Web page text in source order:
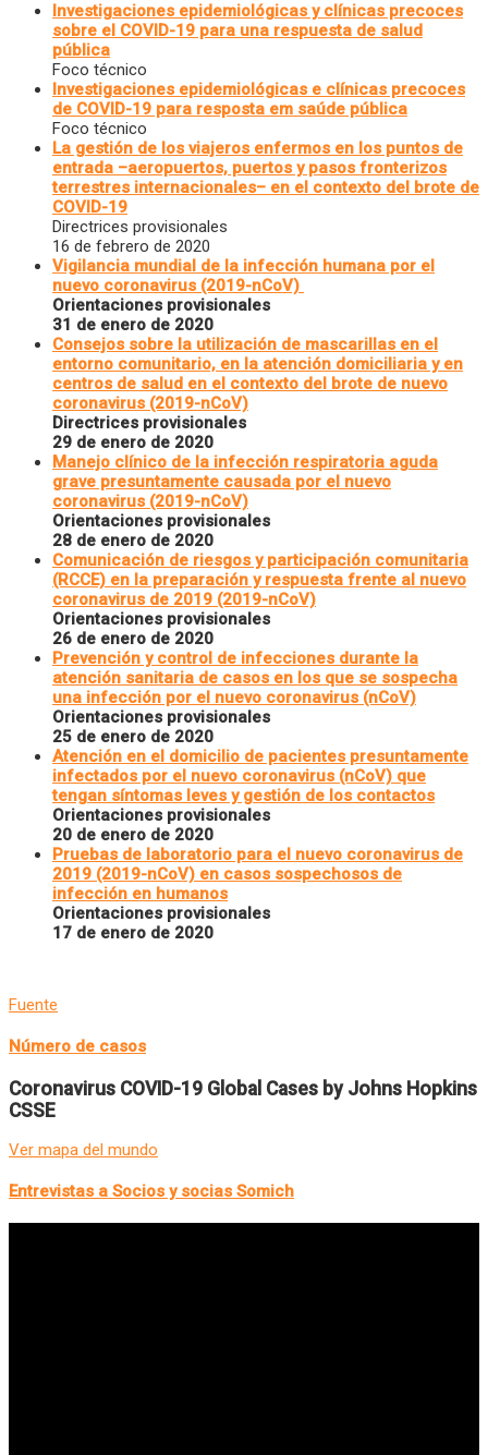
Investigaciones epidemiológicas y clínicas precoces
sobre el COVID-19 para una respuesta de salud
pública
Foco técnico
Investigaciones epidemiológicas e clínicas precoces
de COVID-19 para resposta em saúde pública
Foco técnico
La gestión de los viajeros enfermos en los puntos de
entrada –aeropuertos, puertos y pasos fronterizos
terrestres internacionales– en el contexto del brote de
COVID-19
Directrices provisionales
16 de febrero de 2020
Vigilancia mundial de la infección humana por el
nuevo coronavirus (2019-nCoV)
Orientaciones provisionales
31 de enero de 2020
Consejos sobre la utilización de mascarillas en el
entorno comunitario, en la atención domiciliaria y en
centros de salud en el contexto del brote de nuevo
coronavirus (2019-nCoV)
Directrices provisionales
29 de enero de 2020
Manejo clínico de la infección respiratoria aguda
grave presuntamente causada por el nuevo
coronavirus (2019-nCoV)
Orientaciones provisionales
28 de enero de 2020
Comunicación de riesgos y participación comunitaria
(RCCE) en la preparación y respuesta frente al nuevo
coronavirus de 2019 (2019-nCoV)
Orientaciones provisionales
26 de enero de 2020
Prevención y control de infecciones durante la
atención sanitaria de casos en los que se sospecha
una infección por el nuevo coronavirus (nCoV)
Orientaciones provisionales
25 de enero de 2020
Atención en el domicilio de pacientes presuntamente
infectados por el nuevo coronavirus (nCoV) que
tengan síntomas leves y gestión de los contactos
Orientaciones provisionales
20 de enero de 2020
Pruebas de laboratorio para el nuevo coronavirus de
2019 (2019-nCoV) en casos sospechosos de
infección en humanos
Orientaciones provisionales
17 de enero de 2020
Fuente
Número de casos
Coronavirus COVID-19 Global Cases by Johns Hopkins
CSSE
Ver mapa del mundo
Entrevistas a Socios y socias Somich